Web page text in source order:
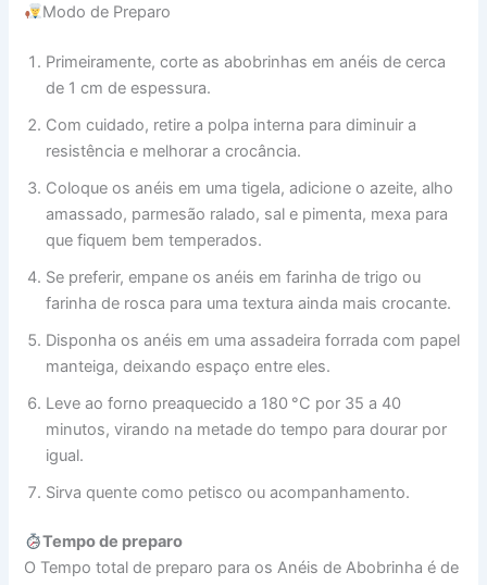
Modo de Preparo
Primeiramente, corte as abobrinhas em anéis de cerca
de 1 cm de espessura.
Com cuidado, retire a polpa interna para diminuir a
resistência e melhorar a crocância.
Coloque os anéis em uma tigela, adicione o azeite, alho
amassado, parmesão ralado, sal e pimenta, mexa para
que fiquem bem temperados.
Se preferir, empane os anéis em farinha de trigo ou
farinha de rosca para uma textura ainda mais crocante.
Disponha os anéis em uma assadeira forrada com papel
manteiga, deixando espaço entre eles.
Leve ao forno preaquecido a 180 °C por 35 a 40
minutos, virando na metade do tempo para dourar por
igual.
Sirva quente como petisco ou acompanhamento.
Tempo de preparo
O Tempo total de preparo para os Anéis de Abobrinha é de